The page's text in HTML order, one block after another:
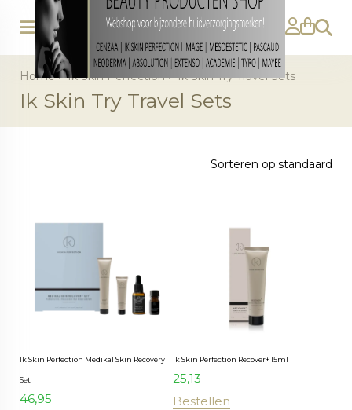
Home>Ik Skin Perfection>Ik Skin Try Travel Sets
Ik Skin Try Travel Sets
Sorteren op:standaard
Ik Skin Perfection Medikal Skin Recovery
Set
46,95
Ik Skin Perfection Recover+ 15ml
25,13
Bestellen